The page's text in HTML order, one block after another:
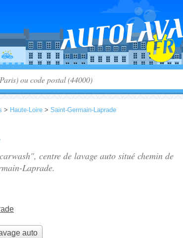
> Haute-Loire > Saint-Germain-Laprade
centre de lavage auto situé chemin de
Laprade.
auto